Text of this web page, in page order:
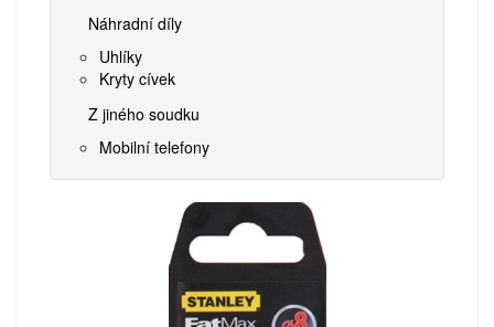
Náhradní díly
Uhlíky
Kryty cívek
Z jiného soudku
Mobilní telefony